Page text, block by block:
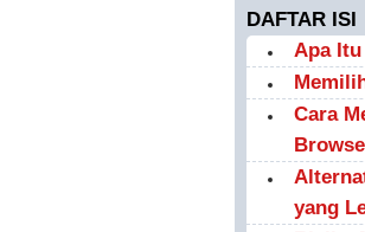
DAFTAR ISI
Apa
Cara
yang